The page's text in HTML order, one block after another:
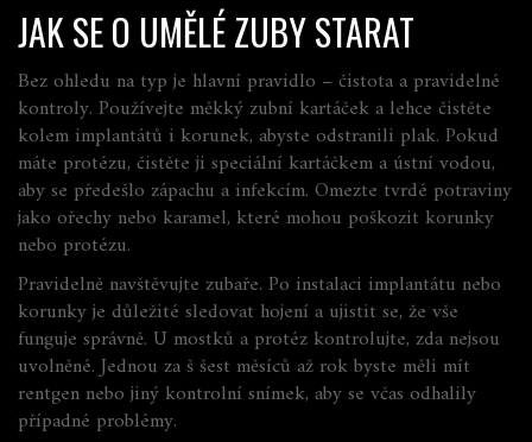
JAK SE O UMĚLÉ ZUBY STARAT
Bez ohledu na typ je hlavní pravidlo – čistota a pravidelné
kontroly. Používejte měkký zubní kartáček a lehce čistěte
kolem implantátů i korunek, abyste odstranili plak. Pokud
máte protézu, čistěte ji speciální kartáčkem a ústní vodou,
aby se předešlo zápachu a infekcím. Omezte tvrdé potraviny
jako ořechy nebo karamel, které mohou poškozit korunky
nebo protézu.
Pravidelně navštěvujte zubaře. Po instalaci implantátu nebo
korunky je důležité sledovat hojení a ujistit se, že vše
funguje správně. U mostků a protéz kontrolujte, zda nejsou
uvolněné. Jednou za š šest měsíců až rok byste měli mít
rentgen nebo jiný kontrolní snímek, aby se včas odhalily
případné problémy.